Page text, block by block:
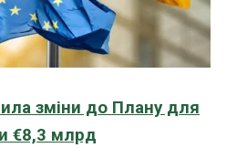
зміни до Плану для
€8,3 млрд